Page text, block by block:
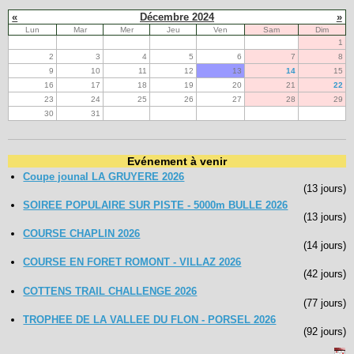
« Décembre 2024 »
Lun Mar Mer Jeu Ven Sam
Dim
1
2
3 4 5 6 7
8
9
10 11 12 13 14
15
16
17 18 19 20 21
22
23
24 25 26 27 28
29
30
31
Evénement à venir
Coupe jounal LA GRUYERE 2026
(13 jours)
SOIREE POPULAIRE SUR PISTE - 5000m BULLE 2026
(13 jours)
COURSE CHAPLIN 2026
(14 jours)
COURSE EN FORET ROMONT - VILLAZ 2026
(42 jours)
COTTENS TRAIL CHALLENGE 2026
(77 jours)
TROPHEE DE LA VALLEE DU FLON - PORSEL 2026
(92 jours)